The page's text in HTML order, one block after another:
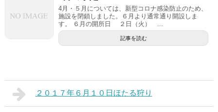
4月・５月については、新型コロナ感染防止のため、
施設を閉鎖しました。６月より通常通り開設しま
す。 ６月の開所日 ２日（火） ...
記事を読む
２０１７年６月１０日ほたる狩り